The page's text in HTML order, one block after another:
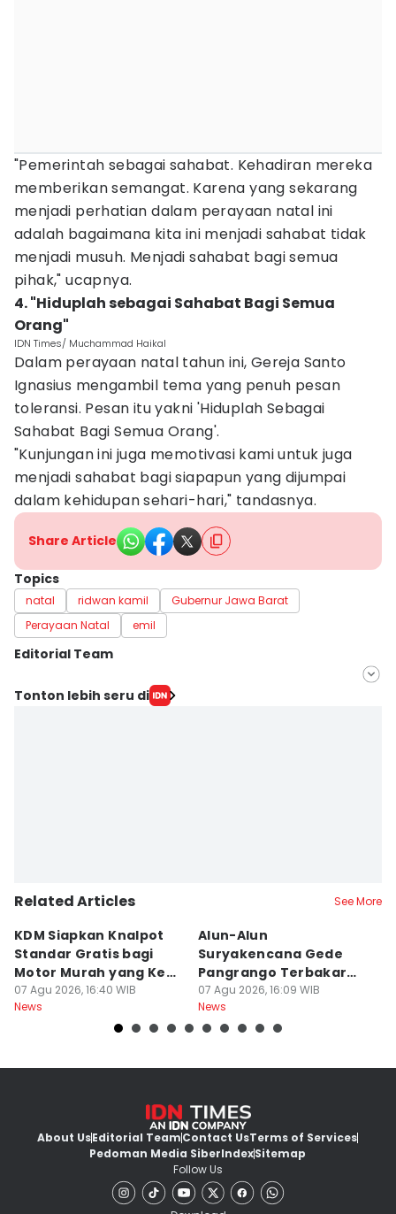
"Pemerintah sebagai sahabat. Kehadiran mereka
memberikan semangat. Karena yang sekarang
menjadi perhatian dalam perayaan natal ini
adalah bagaimana kita ini menjadi sahabat tidak
menjadi musuh. Menjadi sahabat bagi semua
pihak," ucapnya.
4. "Hiduplah sebagai Sahabat Bagi Semua
Orang"
IDN Times/ Muchammad Haikal
Dalam perayaan natal tahun ini, Gereja Santo
Ignasius mengambil tema yang penuh pesan
toleransi. Pesan itu yakni 'Hiduplah Sebagai
Sahabat Bagi Semua Orang'.
"Kunjungan ini juga memotivasi kami untuk juga
menjadi sahabat bagi siapapun yang dijumpai
dalam kehidupan sehari-hari," tandasnya.
Share Article
Topics
natal ridwan kamil
Gubernur Jawa Barat
Perayaan Natal
emil
Editorial Team
Editor
Tonton lebih seru di
Related Articles See More
KDM Siapkan Knalpot
Standar Gratis bagi
Motor Murah yang Kena
Razia
07 Agu 2026, 16:40 WIB
News
Alun-Alun
Suryakencana Gede
Pangrango Terbakar
Gegara Kompor
Pendaki
07 Agu 2026, 16:09 WIB
News
About UsEditorial TeamContact UsTerms of Services
Pedoman Media SiberIndexSitemap
Follow Us